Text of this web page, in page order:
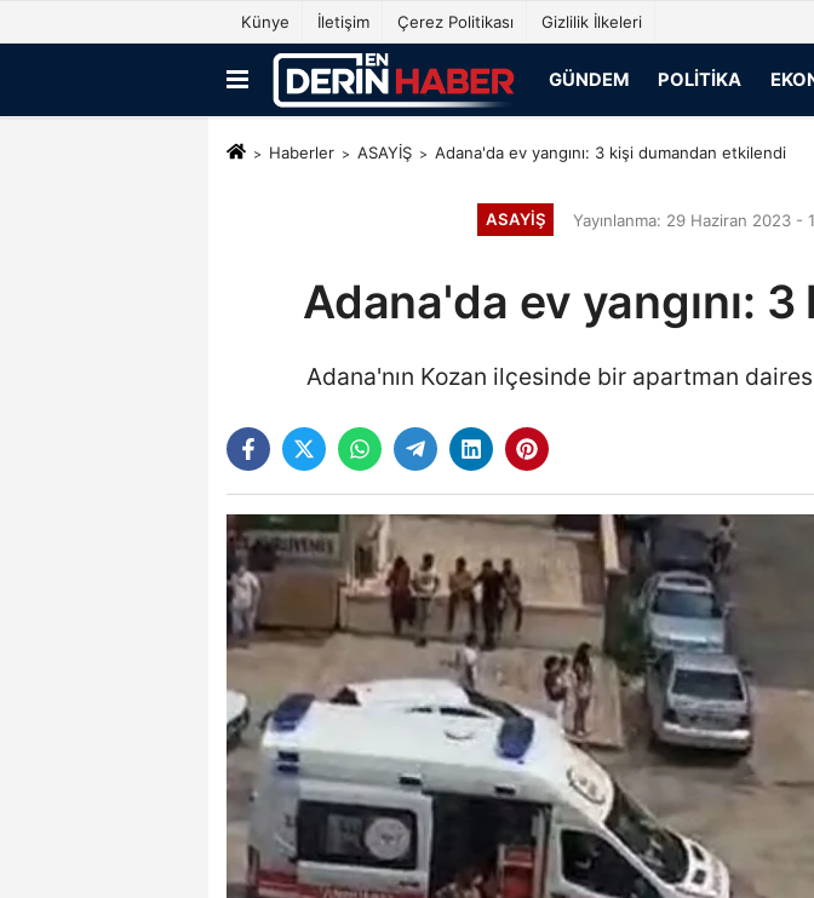
Künye İletişim Çerez Politikası Gizlilik İlkeleri
GÜNDEM POLITIKA
Haberler ASAYİŞ Adana'da ev yangını: 3 kişi dumandan etkilendi
ASAYİŞ Yayınlanma: 29 Haziran 2023 -
Adana'da ev yangını:
Adana'nın Kozan ilçesinde bir apartman